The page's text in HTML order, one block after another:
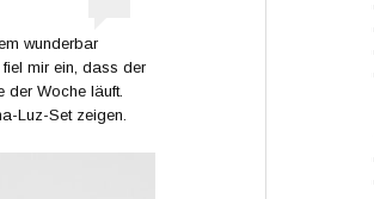
wunderbar
mir ein, dass der
der Woche läuft.
Luz-Set zeigen.